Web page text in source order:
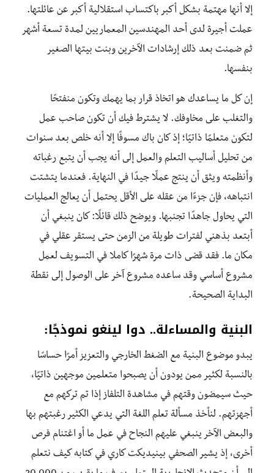
إلا أنها مهتمة بشكل أكبر باكتساب استقلالية أكبر عن عائلتها.
عملت أجيرة لدى أحد المهندسين المعماريين لمدة تسعة أشهر
ثم ضمنت بعد ذلك إرشادات الآخرين وبنت بيتها الصغير
بنفسها.
إن كل ما يساعدك هو اتخاذ قرار بما يهمك وتكون منفتحًا
والتغلب على مخاوفك. لا يشترط فيك أن تكون صاحب عمل
لتكون متعلمًا ذاتيًا؛ إذ كان باك مسوفًا إلا أنه خلص بعد سنوات
من تحليل أساليب التعلم والعمل إلى أنه يجب أن يتبع رغباته
وأنظمته ويثق أن ينتج عملًا جيدًا في النهاية. فعندما يتشتت
انتباهه، فإن جزءًا من عقله على الأقل يحتمل أن يعالج العمليات
التي يحاول جاهدًا تجنبها. ويوضح ذلك قائلًا: كان ينبغي أن
أبتعد بذهني لفترات طويلة من الزمن حتى يستقر عقلي في
مكان ما. فقد قضى ذات مرة شهرًا كاملا في التسويف لعمل
مشروع أساسي وقد ساعده مشروع آخر على الوصول إلى نقطة
البداية الصحيحة.
البنية والمساءلة.. دوا لينغو نموذجًا:
يبدو موضوع البنية مع الضغط الخارجي والتعزيز أمرًا حساسًا
بالنسبة لكثير ممن يودون أن يصبحوا متعلمين موجهين ذاتيًا،
حيث سيمضون وقتهم في مشاهدة التلفاز إذا تم تركهم مع
أجهزتهم. لنأخذ مسألة تعلم اللغة التي يدعي الكثير رغبتهم بها
والبعض الآخر ينبغي عليهم النجاح في عمل ما أو اغتنام فرص
أخرى، إذ يشير الصحفي بينيديكت كاري في كتابه كيف نتعلم